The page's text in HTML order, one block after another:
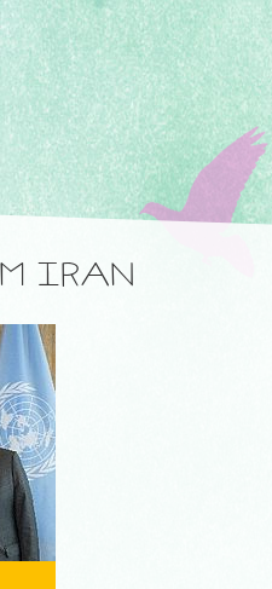
IRAN